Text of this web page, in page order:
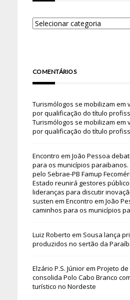
COMENTÁRIOS
Turismólogos se mobilizam em
por qualificação do título
Turismólogos se mobilizam em
por qualificação do título
Encontro em João Pessoa
para os municípios
pelo Sebrae-PB Famup
Estado reunirá gestores
lideranças para discutir
susten em Encontro em João
caminhos para os municípios
Luiz Roberto em Sousa lança
produzidos no sertão da
Elzário P.S. Júniorem Projeto de
consolida Polo Cabo Branco
turístico no Nordeste